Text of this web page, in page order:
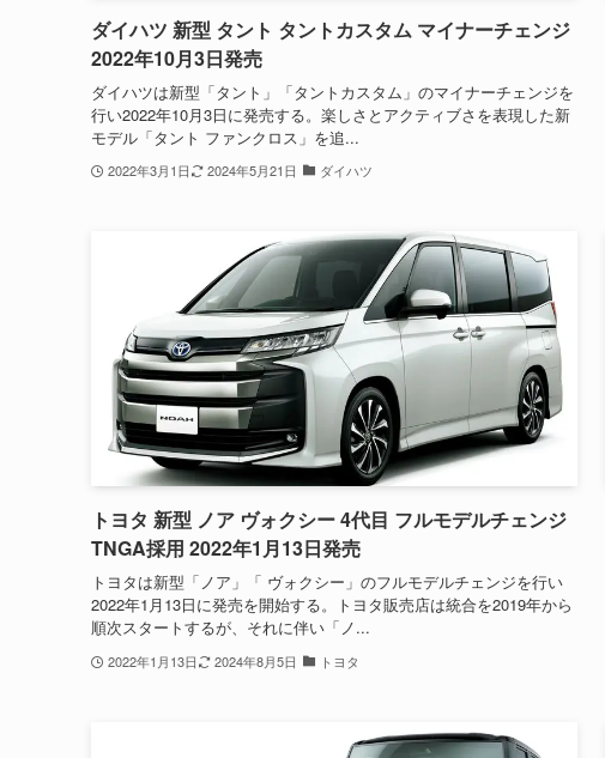
ダイハツ 新型 タント タントカスタム マイナーチェンジ
2022年10月3日発売
ダイハツは新型「タント」「タントカスタム」のマイナーチェンジを
行い2022年10月3日に発売する。楽しさとアクティブさを表現した新
モデル「タント ファンクロス」を追...
2022年3月1日 2024年5月21日 ダイハツ
トヨタ 新型 ノア ヴォクシー 4代目 フルモデルチェンジ
TNGA採用 2022年1月13日発売
トヨタは新型「ノア」「 ヴォクシー」のフルモデルチェンジを行い
2022年1月13日に発売を開始する。トヨタ販売店は統合を2019年から
順次スタートするが、それに伴い「ノ...
2022年1月13日 2024年8月5日 トヨタ